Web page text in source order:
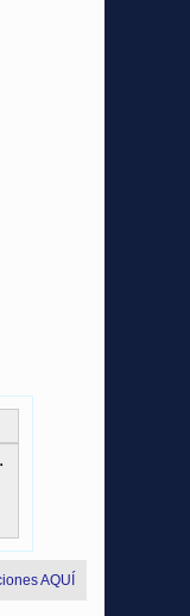
AQUÍ